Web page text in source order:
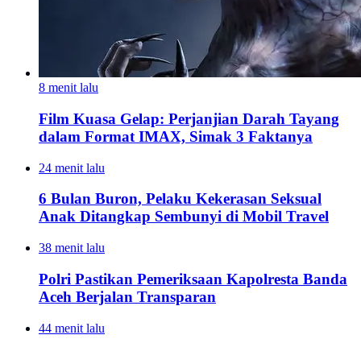
8 menit lalu
Film Kuasa Gelap: Perjanjian Darah Tayang
dalam Format IMAX, Simak 3 Faktanya
24 menit lalu
6 Bulan Buron, Pelaku Kekerasan Seksual
Anak Ditangkap Sembunyi di Mobil Travel
38 menit lalu
Polri Pastikan Pemeriksaan Kapolresta Banda
Aceh Berjalan Transparan
44 menit lalu